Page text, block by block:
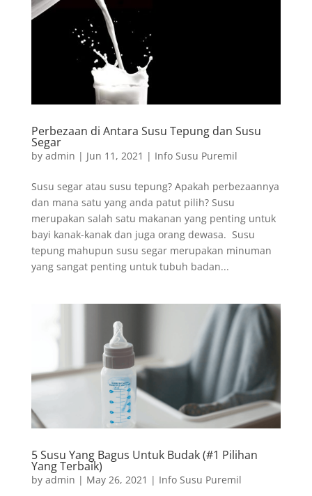
Perbezaan di Antara Susu Tepung dan Susu
Segar
by admin | Jun 11, 2021 | Info Susu Puremil
Susu segar atau susu tepung? Apakah perbezaannya
dan mana satu yang anda patut pilih? Susu
merupakan salah satu makanan yang penting untuk
bayi kanak-kanak dan juga orang dewasa. Susu
tepung mahupun susu segar merupakan minuman
yang sangat penting untuk tubuh badan...
5 Susu Yang Bagus Untuk Budak (#1 Pilihan
Yang Terbaik)
by admin | May 26, 2021 | Info Susu Puremil